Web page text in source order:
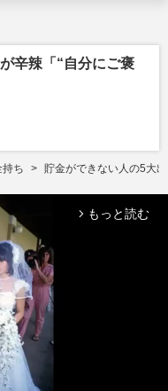
辛辣「“自分にご褒
持ち 貯金ができない人の5大
arrow_forward_ios もっと読む